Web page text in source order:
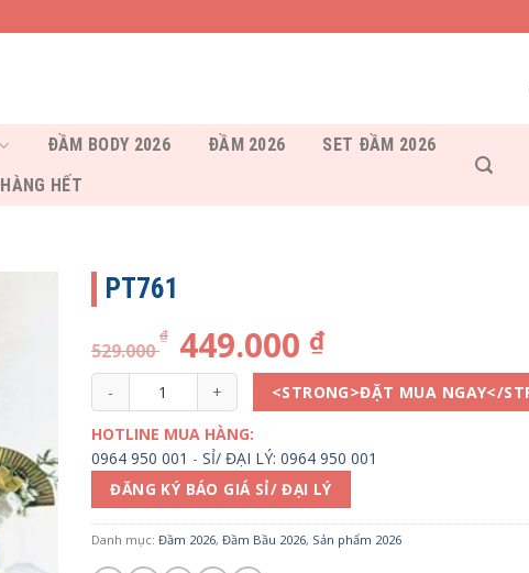
ĐẦM BODY 2026 ĐẦM 2026
SET ĐẦM 2026
HÀNG HẾT
PT761
529.000
₫ 449.000 ₫
PT761 số lượng <STRONG>ĐẶT MUA NGAY</
HOTLINE MUA HÀNG:
0964 950 001 - SỈ/ ĐẠI LÝ: 0964 950 001
ĐĂNG KÝ BÁO GIÁ SỈ/ ĐẠI LÝ
Danh mục: Đầm 2026, Đầm Bầu 2026, Sản phẩm 2026